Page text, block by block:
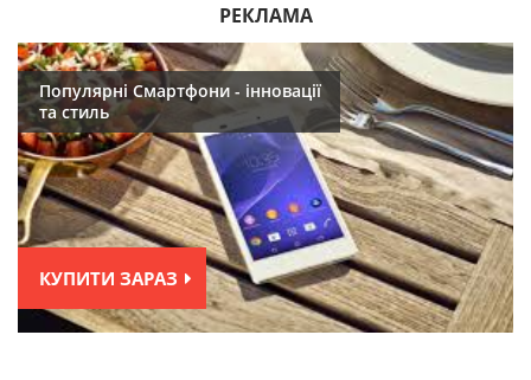
РЕКЛАМА
Популярні Смартфони - інновації
та стиль
КУПИТИ ЗАРАЗ